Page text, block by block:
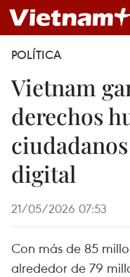
POLÍTICA
Vietnam
derechos
digital
21/05/2026 07:53
Con más de 85
alrededor de 79